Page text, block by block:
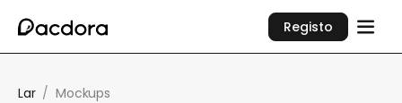
Registo
Lar / Mockups